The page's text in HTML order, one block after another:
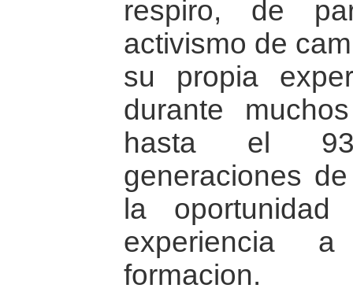
respiro, de
activismo de
su propia
durante
hasta el
generaciones
la
experiencia
formacion.